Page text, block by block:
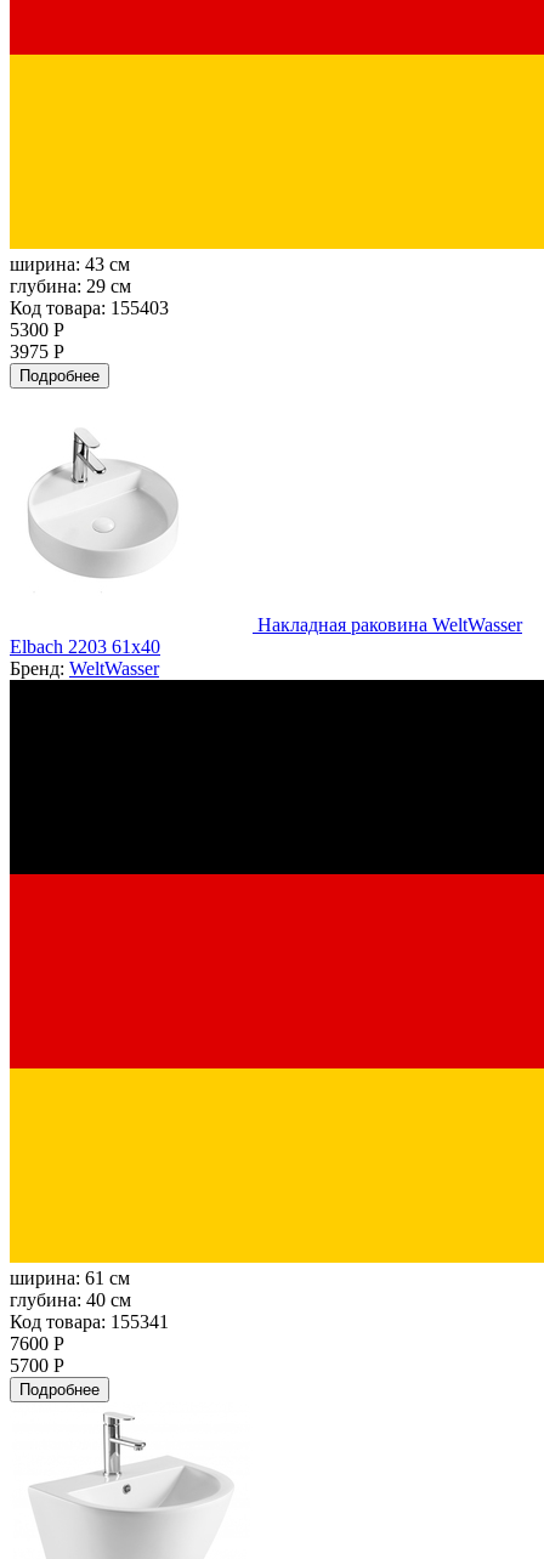
ширина: 43 см
глубина: 29 см
Код товара: 155403
5300 Р
3975 Р
Подробнее
Накладная раковина WeltWasser
Elbach 2203 61х40
Бренд: WeltWasser
ширина: 61 см
глубина: 40 см
Код товара: 155341
7600 Р
5700 Р
Подробнее